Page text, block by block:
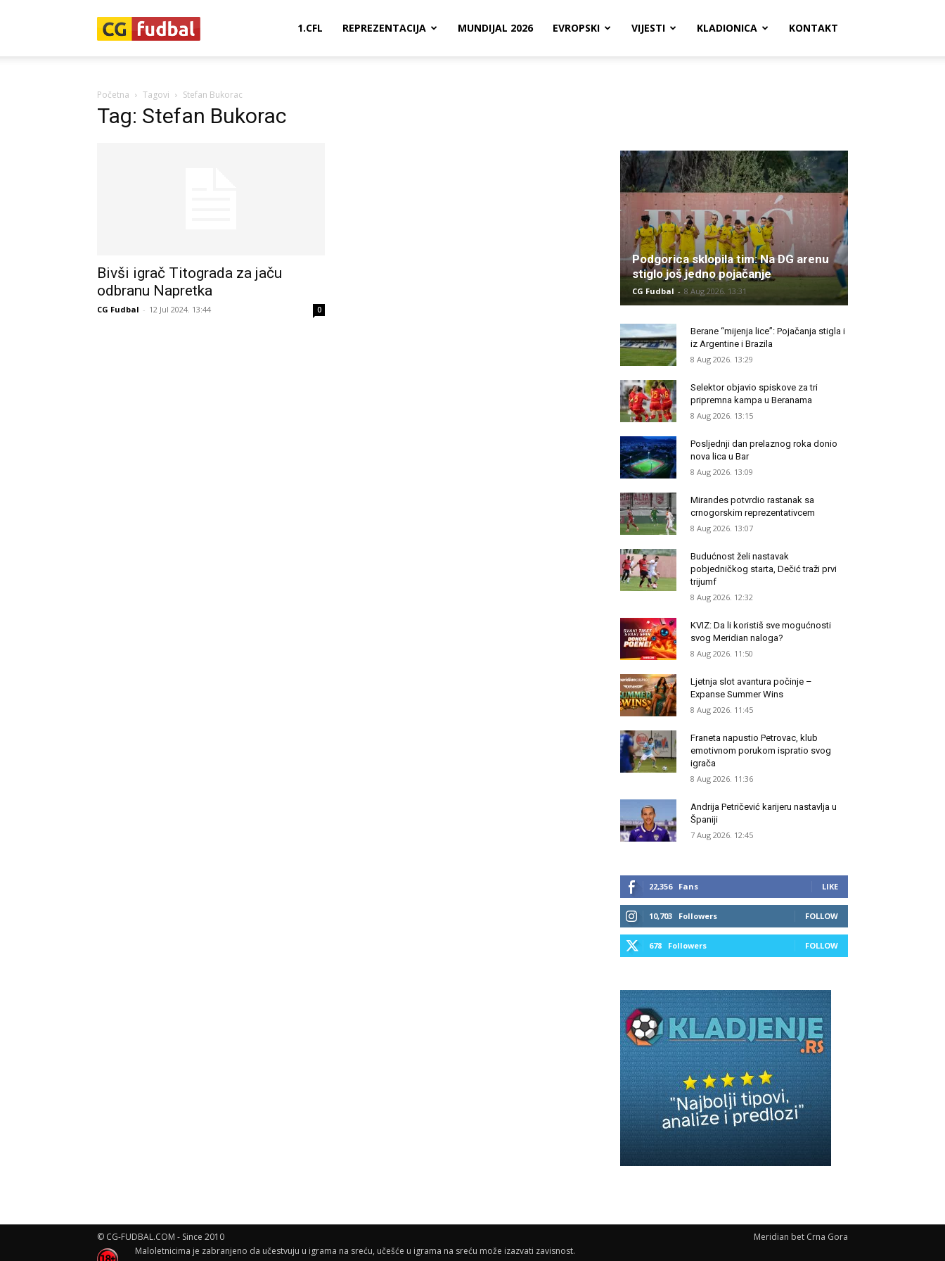
1.CFL REPREZENTACIJA MUNDIJAL 2026 EVROPSKI VIJESTI KLADIONICA KONTAKT
Početna Tagovi Stefan Bukorac
Tag: Stefan Bukorac
Bivši igrač Titograda za jaču
odbranu Napretka
CG Fudbal - 12 Jul 2024. 13:44 0
Podgorica sklopila tim: Na DG arenu
stiglo još jedno pojačanje
CG Fudbal - 8 Aug 2026. 13:31
Berane “mijenja lice”: Pojačanja stigla i
iz Argentine i Brazila
8 Aug 2026. 13:29
Selektor objavio spiskove za tri
pripremna kampa u Beranama
8 Aug 2026. 13:15
Posljednji dan prelaznog roka donio
nova lica u Bar
8 Aug 2026. 13:09
Mirandes potvrdio rastanak sa
crnogorskim reprezentativcem
8 Aug 2026. 13:07
Budućnost želi nastavak
pobjedničkog starta, Dečić traži prvi
trijumf
8 Aug 2026. 12:32
KVIZ: Da li koristiš sve mogućnosti
svog Meridian naloga?
8 Aug 2026. 11:50
Ljetnja slot avantura počinje –
Expanse Summer Wins
8 Aug 2026. 11:45
Franeta napustio Petrovac, klub
emotivnom porukom ispratio svog
igrača
8 Aug 2026. 11:36
Andrija Petričević karijeru nastavlja u
Španiji
7 Aug 2026. 12:45
22,356 Fans LIKE
10,703 Followers FOLLOW
678 Followers FOLLOW
Meridian bet Crna Gora
© CG-FUDBAL.COM - Since 2010
Maloletnicima je zabranjeno da učestvuju u igrama na sreću, učešće u igrama na sreću može izazvati zavisnost.